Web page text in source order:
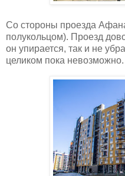
Со стороны проезда
полукольцом). Проезд
он упирается, так и не
целиком пока невозможно.